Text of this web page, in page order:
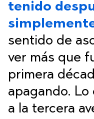
tenido
sentido de
ver más que
primera
apagando.
a la tercera